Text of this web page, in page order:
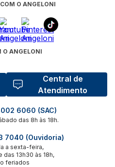
O ANGELONI
O ANGELONI
Central de
Atendimento
6060 (SAC)
das 8h às 18h.
7040 (Ouvidoria)
a sexta-feira,
das 13h30 às 18h,
feriados